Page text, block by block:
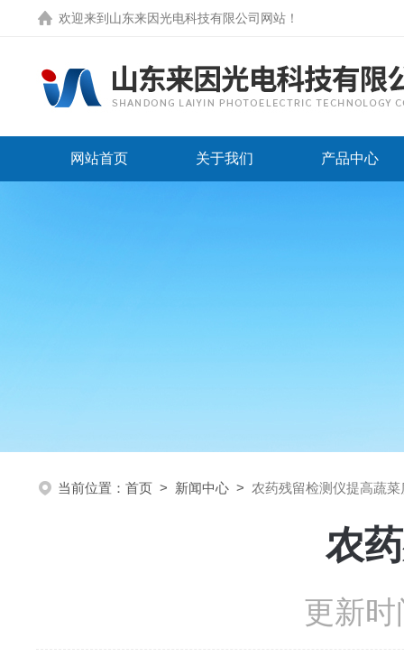
欢迎来到 山东来因光电科技有限公司网站 ！
网站首页 关于我们 产品中心
当前位置： 首页 > 新闻中心 > 农药残留检测仪提高蔬菜
农
更新